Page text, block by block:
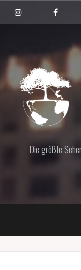
Inhalt
springen
Instagram Facebook
"Die größte